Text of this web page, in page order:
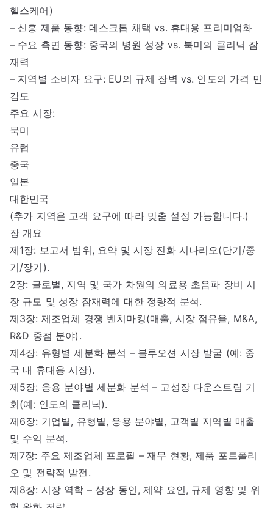
헬스케어)
– 신흥 제품 동향: 데스크톱 채택 vs. 휴대용 프리미엄화
– 수요 측면 동향: 중국의 병원 성장 vs. 북미의 클리닉 잠
재력
– 지역별 소비자 요구: EU의 규제 장벽 vs. 인도의 가격 민
감도
주요 시장:
북미
유럽
중국
일본
대한민국
(추가 지역은 고객 요구에 따라 맞춤 설정 가능합니다.)
장 개요
제1장: 보고서 범위, 요약 및 시장 진화 시나리오(단기/중
기/장기).
2장: 글로벌, 지역 및 국가 차원의 의료용 초음파 장비 시
장 규모 및 성장 잠재력에 대한 정량적 분석.
제3장: 제조업체 경쟁 벤치마킹(매출, 시장 점유율, M&A,
R&D 중점 분야).
제4장: 유형별 세분화 분석 – 블루오션 시장 발굴 (예: 중
국 내 휴대용 시장).
제5장: 응용 분야별 세분화 분석 – 고성장 다운스트림 기
회(예: 인도의 클리닉).
제6장: 기업별, 유형별, 응용 분야별, 고객별 지역별 매출
및 수익 분석.
제7장: 주요 제조업체 프로필 – 재무 현황, 제품 포트폴리
오 및 전략적 발전.
제8장: 시장 역학 – 성장 동인, 제약 요인, 규제 영향 및 위